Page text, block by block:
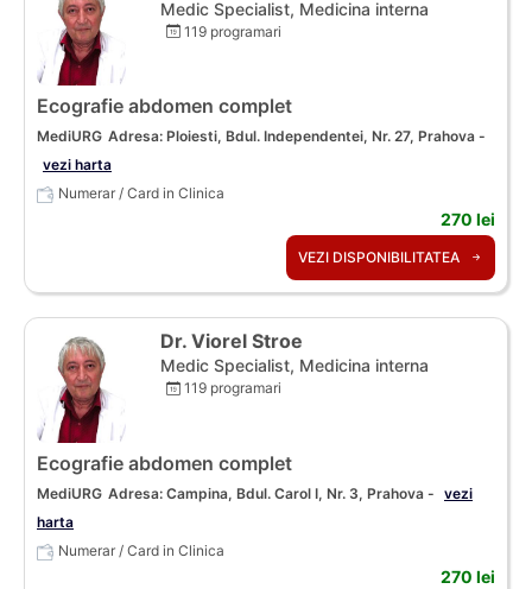
Medic Specialist, Medicina interna
119 programari
Ecografie abdomen complet
MediURG Adresa: Ploiesti, Bdul. Independentei, Nr. 27, Prahova -
vezi harta
Numerar / Card in Clinica
270 lei
VEZI DISPONIBILITATEA
Dr. Viorel Stroe
Medic Specialist, Medicina interna
119 programari
Ecografie abdomen complet
MediURG Adresa: Campina, Bdul. Carol I, Nr. 3, Prahova - vezi
harta
Numerar / Card in Clinica
270 lei